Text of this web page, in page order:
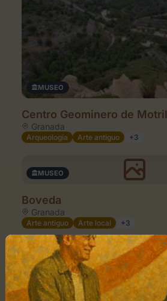
MUSEO
Centro Geominero de Motril
Granada
Arqueología Arte antiguo +3
MUSEO
Boveda
Granada
Arte antiguo Arte local +3